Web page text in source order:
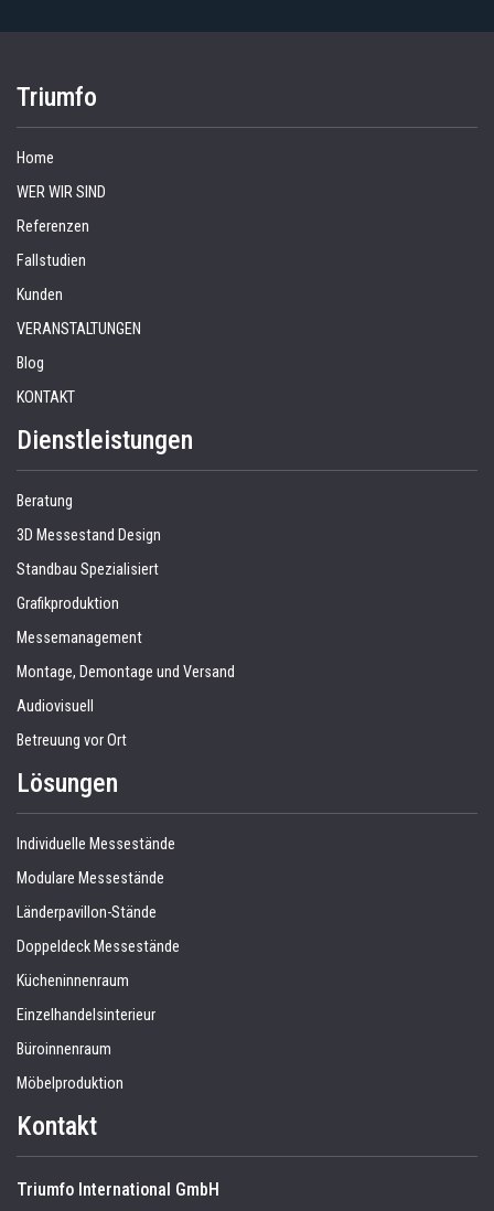
Triumfo
Home
WER WIR SIND
Referenzen
Fallstudien
Kunden
VERANSTALTUNGEN
Blog
KONTAKT
Dienstleistungen
Beratung
3D Messestand Design
Standbau Spezialisiert
Grafikproduktion
Messemanagement
Montage, Demontage und Versand
Audiovisuell
Betreuung vor Ort
Lösungen
Individuelle Messestände
Modulare Messestände
Länderpavillon-Stände
Doppeldeck Messestände
Kücheninnenraum
Einzelhandelsinterieur
Büroinnenraum
Möbelproduktion
Kontakt
Triumfo International GmbH